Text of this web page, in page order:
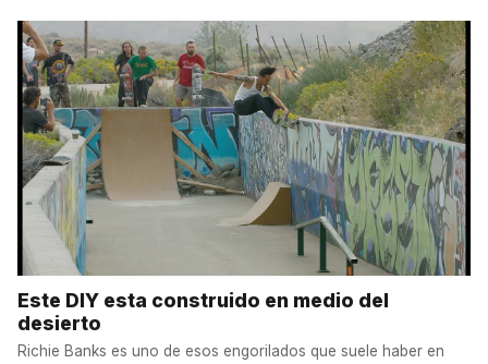
Este DIY esta construido en medio del
desierto
Richie Banks es uno de esos engorilados que suele haber en